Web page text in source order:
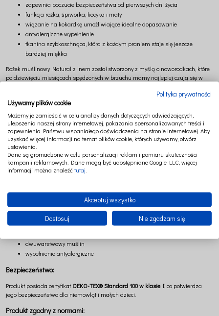
zapewnia poczucie bezpieczeństwa od pierwszych dni życia
funkcja rożka, śpiworka, kocyka i maty
wiązanie na kokardkę umożliwiające idealne dopasowanie
antyalergiczne wypełnienie
tkanina szybkoschnąca, która z każdym praniem staje się jeszcze
bardziej miękka
Rożek muślinowy Natural z lnem został stworzony z myślą o noworodkach, które
po dziewięciu miesiącach spędzonych w brzuchu mamy najlepiej czują się w
Delikatna, oddychająca tkanina będąca połączeniem bawełny i lnu otula ciało
Odpowiednia konstrukcja rożka wspiera spokojny sen oraz ułatwia rodzicom
bezpieczne trzymanie maluszka w pierwszych tygodniach życia.
To wielofunkcyjny element wyprawki, który doskonale sprawdzi się zarówno
podczas snu, jak i codziennych rytuałów pielęgnacyjnych. Naturalny odcień
inspirowany kolorem surowych tkanin wprowadza do wnętrza harmonię, spokój i
ponadczasową elegancję.
dwuwarstwowy muślin
wypełnienie antyalergiczne
Bezpieczeństwo:
Produkt posiada certyfikatOEKO-TEX® Standard 100 w klasie I, co potwierdza
jego bezpieczeństwo dla niemowląt i małych dzieci.
Produkt zgodny z normami:
Polityka prywatności
Używamy plików cookie
Możemy je zamieścić w celu analizy danych dotyczących odwiedzających,
ulepszenia naszej strony internetowej, pokazania spersonalizowanych treści i
zapewnienia Państwu wspaniałego doświadczenia na stronie internetowej. Aby
uzyskać więcej informacji na temat plików cookie, których używamy, otwórz
ustawienia.
Dane są gromadzone w celu personalizacji reklam i pomiaru skuteczności
kampanii reklamowych. Dane mogą być udostępniane Google LLC, więcej
informacji można znaleźć tutaj
Akceptuj wszystko
Dostosuj Nie zgadzam się